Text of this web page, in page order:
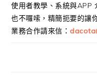
使用者教學、系統與APP
也不囉嗦，精簡扼要的讓
業務合作請來信：